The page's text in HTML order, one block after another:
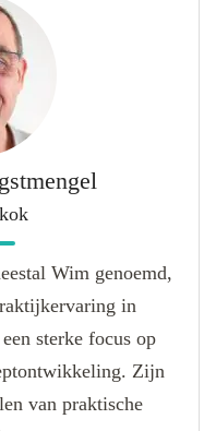
Wim genoemd,
in
sterke focus op
Zijn
van praktische